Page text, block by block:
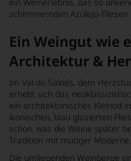
schimmernden Azulejo-Fliesen
Ein Weingut wie
Architektur &
Im Val do Salnés, dem
erhebt sich das
ein architektonisches Kleinod
ikonischen, blau glasierten
schon, was die Weine später
Tradition mit mutiger Moderne.
Die umliegenden Weinberge